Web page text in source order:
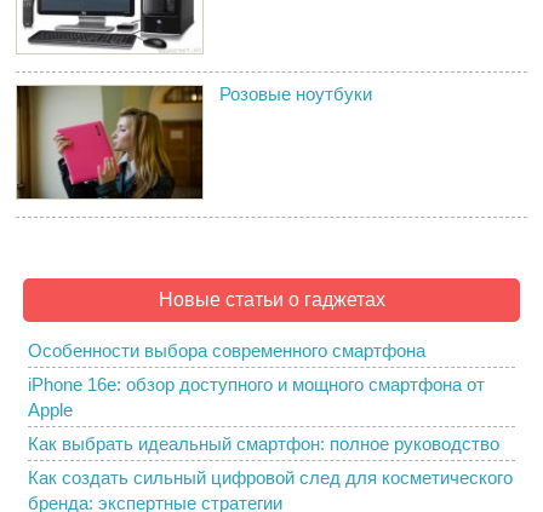
Розовые ноутбуки
Новые статьи о гаджетах
Особенности выбора современного смартфона
iPhone 16e: обзор доступного и мощного смартфона от
Apple
Как выбрать идеальный смартфон: полное руководство
Как создать сильный цифровой след для косметического
бренда: экспертные стратегии